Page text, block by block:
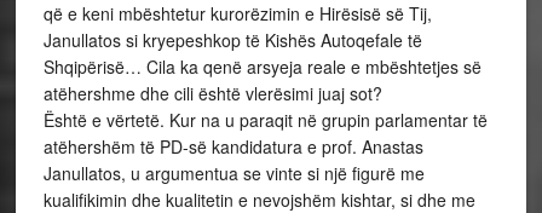
që e keni mbështetur kurorëzimin e Hirësisë së Tij,
Janullatos si kryepeshkop të Kishës Autoqefale të
Shqipërisë… Cila ka qenë arsyeja reale e mbështetjes së
atëhershme dhe cili është vlerësimi juaj sot?
Është e vërtetë. Kur na u paraqit në grupin parlamentar të
atëhershëm të PD-së kandidatura e prof. Anastas
Janullatos, u argumentua se vinte si një figurë me
kualifikimin dhe kualitetin e nevojshëm kishtar, si dhe me